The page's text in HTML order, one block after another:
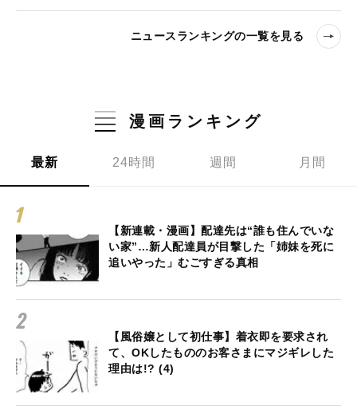
ニュースランキングの一覧を見る
漫画ランキング
最新 24時間 週間 月間
【新連載・漫画】配達先は“誰も住んでいな
い家”…新人配達員が目撃した「姉妹を死に
追いやった」むごすぎる真相
【風俗嬢として初仕事】着衣即を要求され
て、OKしたもののお客さまにマジギレした
理由は!? (4)